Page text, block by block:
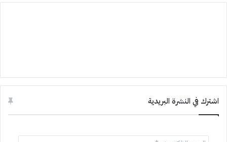
اشترك في النشرة البريدية